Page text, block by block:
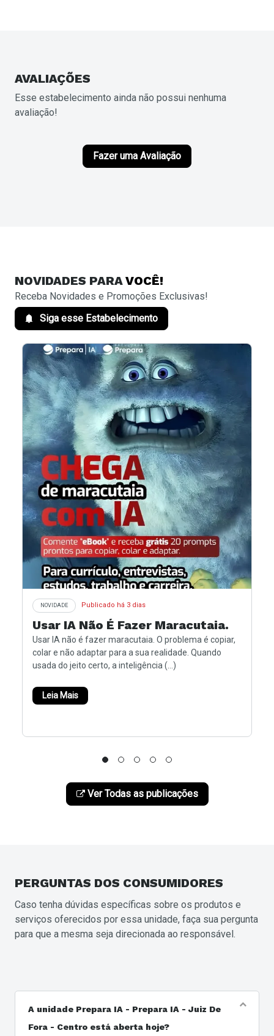
AVALIAÇÕES
Esse estabelecimento ainda não possui nenhuma
avaliação!
Fazer uma Avaliação
NOVIDADES PARAVOCÊ!
Receba Novidades e Promoções Exclusivas!
Siga esse Estabelecimento
NOVIDADE Publicado há 3 dias
Usar IA Não É Fazer Maracutaia.
Usar IA não é fazer maracutaia. O problema é copiar,
colar e não adaptar para a sua realidade. Quando
usada do jeito certo, a inteligência (...)
Leia Mais
Ver Todas as publicações
PERGUNTAS DOS CONSUMIDORES
Caso tenha dúvidas específicas sobre os produtos e
serviços oferecidos por essa unidade, faça sua pergunta
para que a mesma seja direcionada ao responsável.
A unidade Prepara IA - Prepara IA - Juiz De
Fora - Centro está aberta hoje?